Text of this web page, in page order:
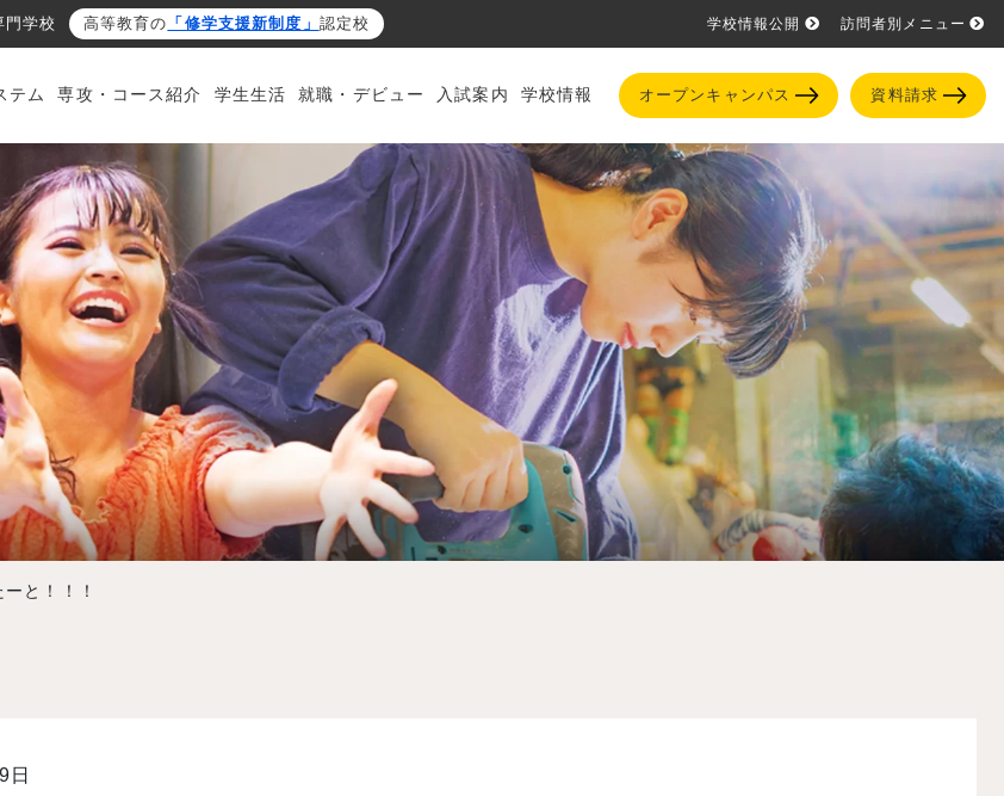
学校 高等教育の 「修学支援新制度」 認定校 学校情報公開 訪問者別メニュー
テム 専攻・コース紹介 学生生活 就職・デビュー 入試案内 学校情報 オープンキャンパス 資料請求
と！！！
日